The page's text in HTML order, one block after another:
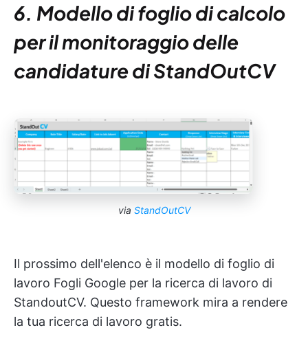
6. Modello di foglio di calcolo
per il monitoraggio delle
candidature di StandOutCV
via StandOutCV
Il prossimo dell'elenco è il modello di foglio di
lavoro Fogli Google per la ricerca di lavoro di
StandoutCV. Questo framework mira a rendere
la tua ricerca di lavoro gratis.